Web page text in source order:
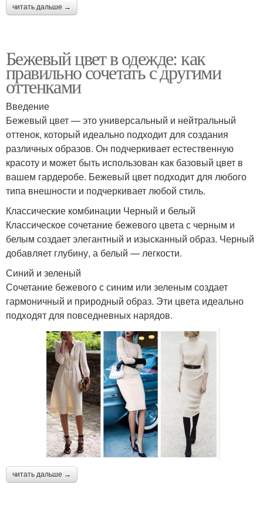
читать дальше →
Бежевый цвет в одежде: как
правильно сочетать с другими
оттенками
Введение
Бежевый цвет — это универсальный и нейтральный
оттенок, который идеально подходит для создания
различных образов. Он подчеркивает естественную
красоту и может быть использован как базовый цвет в
вашем гардеробе. Бежевый цвет подходит для любого
типа внешности и подчеркивает любой стиль.
Классические комбинации Черный и белый
Классическое сочетание бежевого цвета с черным и
белым создает элегантный и изысканный образ. Черный
добавляет глубину, а белый — легкости.
Синий и зеленый
Сочетание бежевого с синим или зеленым создает
гармоничный и природный образ. Эти цвета идеально
подходят для повседневных нарядов.
читать дальше →